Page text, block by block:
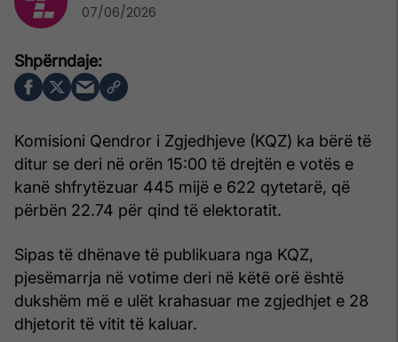
Komisioni Qendror i Zgjedhjeve (KQZ) ka bërë të
ditur se deri në orën 15:00 të drejtën e votës e
kanë shfrytëzuar 445 mijë e 622 qytetarë, që
përbën 22.74 për qind të elektoratit.
Sipas të dhënave të publikuara nga KQZ,
pjesëmarrja në votime deri në këtë orë është
dukshëm më e ulët krahasuar me zgjedhjet e 28
dhjetorit të vitit të kaluar.
07/06/2026